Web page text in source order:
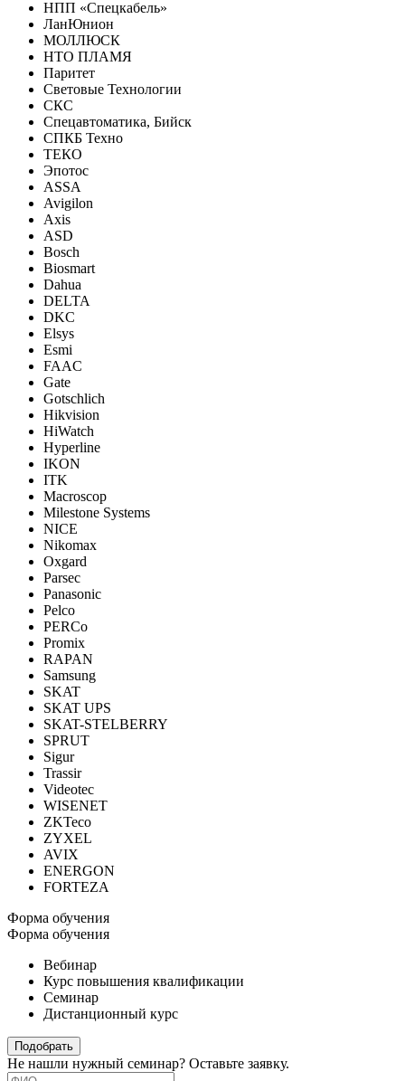
НПП «Спецкабель»
ЛанЮнион
МОЛЛЮСК
НТО ПЛАМЯ
Паритет
Световые Технологии
СКС
Спецавтоматика, Бийск
СПКБ Техно
ТЕКО
Эпотос
ASSA
Avigilon
Axis
ASD
Bosch
Biosmart
Dahua
DELTA
DKC
Elsys
Esmi
FAAC
Gate
Gotschlich
Hikvision
HiWatch
Hyperline
IKON
ITK
Macroscop
Milestone Systems
NICE
Nikomax
Oxgard
Parsec
Panasonic
Pelco
PERCo
Promix
RAPAN
Samsung
SKAT
SKAT UPS
SKAT-STELBERRY
SPRUT
Sigur
Trassir
Videotec
WISENET
ZKTeco
ZYXEL
AVIX
ENERGON
FORTEZA
Форма обучения
Форма обучения
Вебинар
Курс повышения квалификации
Семинар
Дистанционный курс
Подобрать
Не нашли нужный семинар? Оставьте заявку.